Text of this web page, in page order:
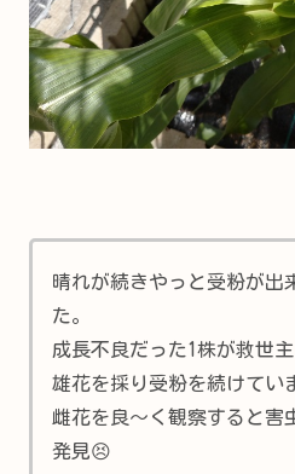
晴れが続きやっと受粉が出
た。
成長不良だった1株が救世
雄花を採り受粉を続けてい
雌花を良～く観察すると害
発見😣